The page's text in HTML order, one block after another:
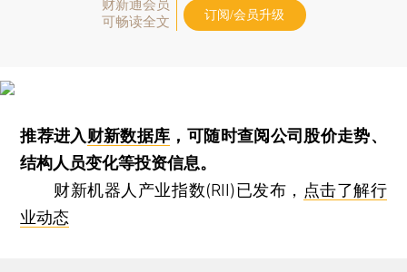
财新通会员
可畅读全文
订阅/会员升级
推荐进入财新数据库 ，可随时查阅公司股价走势、
结构人员变化等投资信息。
财新机器人产业指数(RII)已发布， 点击了解行
业动态